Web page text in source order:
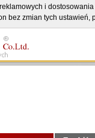
i
zmian tych ustawień,